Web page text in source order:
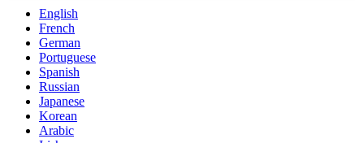
English
French
German
Portuguese
Spanish
Russian
Japanese
Korean
Arabic